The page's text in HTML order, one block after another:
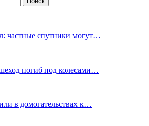
частные спутники могут…
погиб под колесами…
в домогательствах к…